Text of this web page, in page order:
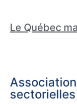
Le Québec